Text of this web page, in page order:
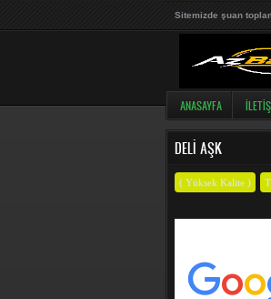
Sitemizde şuan
ANASAYFA
DELI AŞK
( Yüksek Kalite )